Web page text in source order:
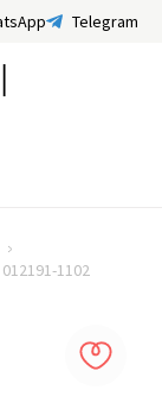
Telegram
1102